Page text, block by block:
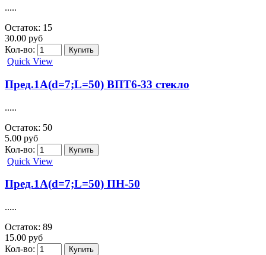
.....
Остаток: 15
30.00 руб
Кол-во:
Quick View
Пред.1А(d=7;L=50) ВПТ6-33 стекло
.....
Остаток: 50
5.00 руб
Кол-во:
Quick View
Пред.1А(d=7;L=50) ПН-50
.....
Остаток: 89
15.00 руб
Кол-во: